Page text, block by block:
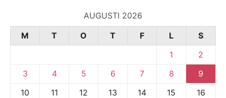
AUGUSTI 2026
M
T O T F L
S
1
2
3
4 5 6 7 8
9
10
11 12 13 14 15
16